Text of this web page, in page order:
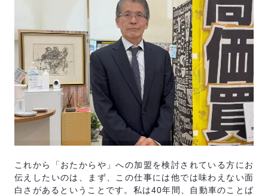
これから「おたからや」への加盟を検討されている方にお
伝えしたいのは、まず、この仕事には他では味わえない面
白さがあるということです。私は40年間、自動車のことば